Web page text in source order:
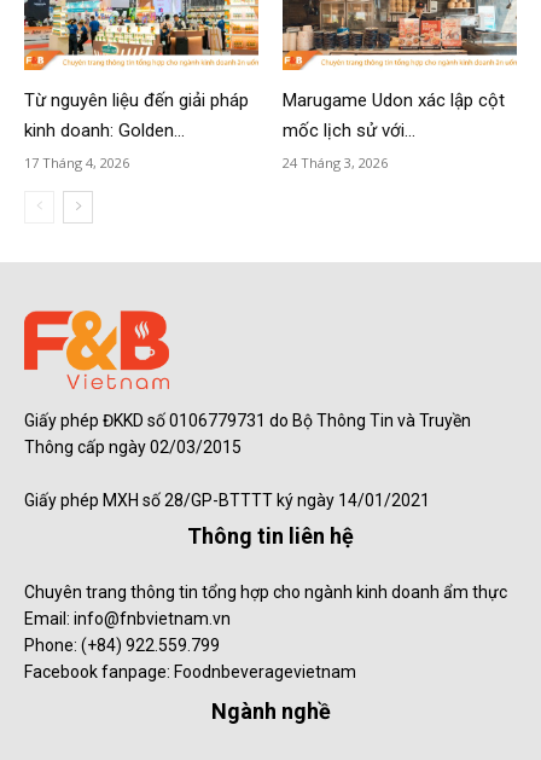
Từ nguyên liệu đến giải pháp
kinh doanh: Golden...
17 Tháng 4, 2026
Marugame Udon xác lập cột
mốc lịch sử với...
24 Tháng 3, 2026
Giấy phép ĐKKD số 0106779731 do Bộ Thông Tin và Truyền
Thông cấp ngày 02/03/2015
Giấy phép MXH số 28/GP-BTTTT ký ngày 14/01/2021
Thông tin liên hệ
Chuyên trang thông tin tổng hợp cho ngành kinh doanh ẩm thực
Email: info@fnbvietnam.vn
Phone: (+84) 922.559.799
Facebook fanpage: Foodnbeveragevietnam
Ngành nghề